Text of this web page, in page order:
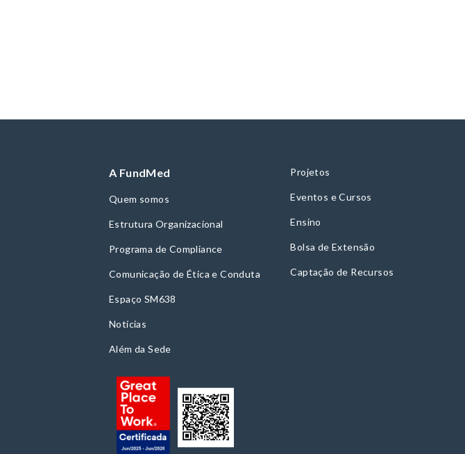
A FundMed
Quem somos
Estrutura Organizacional
Programa de Compliance
Comunicação de Ética e Conduta
Espaço SM638
Notícias
Além da Sede
Projetos
Eventos e Cursos
Ensino
Bolsa de Extensão
Captação de Recursos